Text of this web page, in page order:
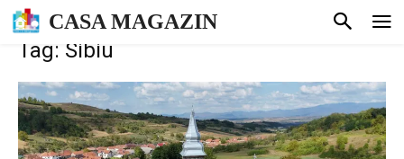
CASA MAGAZIN
Tag: Sibiu